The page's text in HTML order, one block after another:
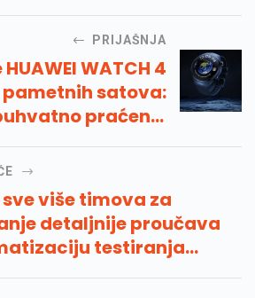
PRIJAŠNJA
WATCH 4
satova:
praćenje
materijali
više timova za
detaljnije proučava
testiranja
inteligencije